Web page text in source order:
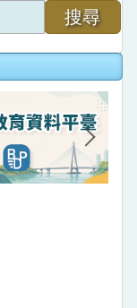
學習力品格力文
學習樣貌
搜尋